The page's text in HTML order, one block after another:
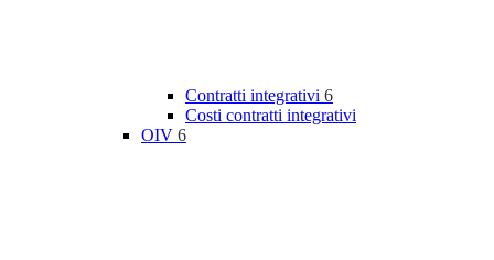
Contratti integrativi 6
Costi contratti integrativi
OIV 6